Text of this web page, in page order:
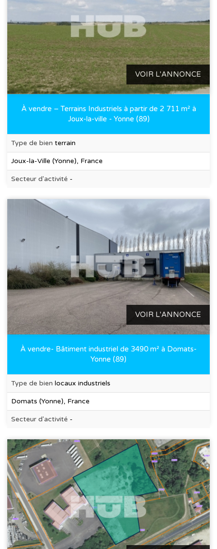
VOIR L'ANNONCE
À vendre – Terrains Industriels à partir de 2 711 m² à
Joux-la-ville - Yonne (89)
Type de bien terrain
Joux-la-Ville (Yonne), France
Secteur d'activité -
VOIR L'ANNONCE
À vendre- Bâtiment industriel de 3490 m² à Domats-
Yonne (89)
Type de bien locaux industriels
Domats (Yonne), France
Secteur d'activité -